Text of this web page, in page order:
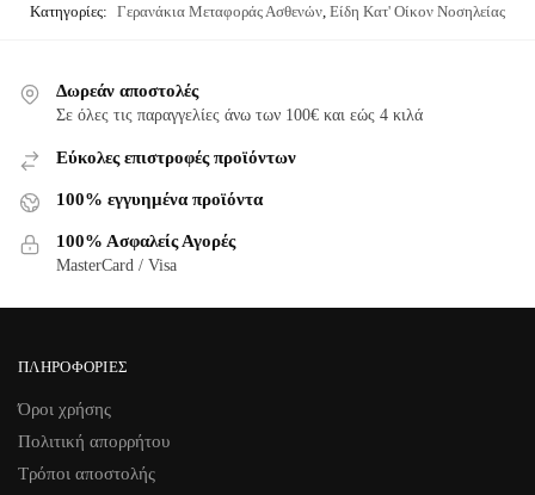
Κατηγορίες: Γερανάκια Μεταφοράς Ασθενών Είδη Κατ' Οίκον Νοσηλείας
Δωρεάν αποστολές
Σε όλες τις παραγγελίες άνω των 100€ και εώς 4 κιλά
Εύκολες επιστροφές προϊόντων
100% εγγυημένα προϊόντα
100% Ασφαλείς Αγορές
MasterCard / Visa
ΠΛΗΡΟΦΟΡΊΕΣ
Όροι χρήσης
Πολιτική απορρήτου
Τρόποι αποστολής